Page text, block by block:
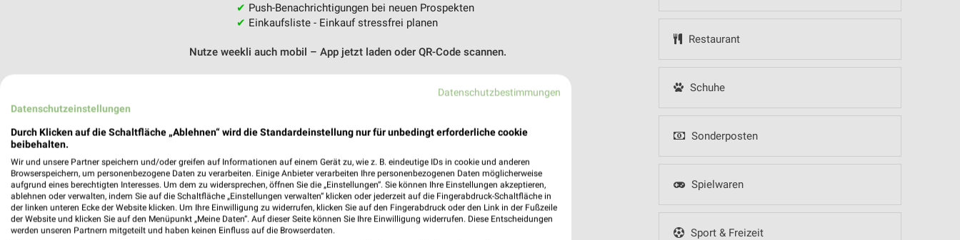
Restaurant
Schuhe
Sonderposten
Spielwaren
Sport & Freizeit
✔ Push-Benachrichtigungen bei neuen Prospekten
✔ Einkaufsliste - Einkauf stressfrei planen
Nutze weekli auch mobil – App jetzt laden oder QR-Code scannen.
Datenschutzbestimmungen
Datenschutzeinstellungen
Durch Klicken auf die Schaltfläche „Ablehnen“ wird die Standardeinstellung nur für unbedingt erforderliche cookie
beibehalten.
Wir und unsere Partner speichern und/oder greifen auf Informationen auf einem Gerät zu, wie z. B. eindeutige IDs in cookie und anderen
Browserspeichern, um personenbezogene Daten zu verarbeiten. Einige Anbieter verarbeiten Ihre personenbezogenen Daten möglicherweise
aufgrund eines berechtigten Interesses. Um dem zu widersprechen, öffnen Sie die „Einstellungen“. Sie können Ihre Einstellungen akzeptieren,
ablehnen oder verwalten, indem Sie auf die Schaltfläche „Einstellungen verwalten“ klicken oder jederzeit auf die Fingerabdruck-Schaltfläche in
der linken unteren Ecke der Website klicken. Um Ihre Einwilligung zu widerrufen, klicken Sie auf den Fingerabdruck oder den Link in der Fußzeile
der Website und klicken Sie auf den Menüpunkt „Meine Daten“. Auf dieser Seite können Sie Ihre Einwilligung widerrufen. Diese Entscheidungen
werden unseren Partnern mitgeteilt und haben keinen Einfluss auf die Browserdaten.